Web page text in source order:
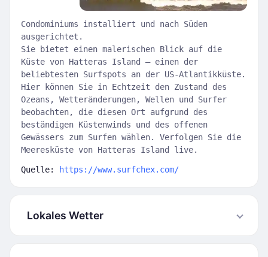
Condominiums installiert und nach Süden
ausgerichtet.
Sie bietet einen malerischen Blick auf die
Küste von Hatteras Island – einen der
beliebtesten Surfspots an der US-Atlantikküste.
Hier können Sie in Echtzeit den Zustand des
Ozeans, Wetteränderungen, Wellen und Surfer
beobachten, die diesen Ort aufgrund des
beständigen Küstenwinds und des offenen
Gewässers zum Surfen wählen. Verfolgen Sie die
Meeresküste von Hatteras Island live.
Quelle: https://www.surfchex.com/
Lokales Wetter